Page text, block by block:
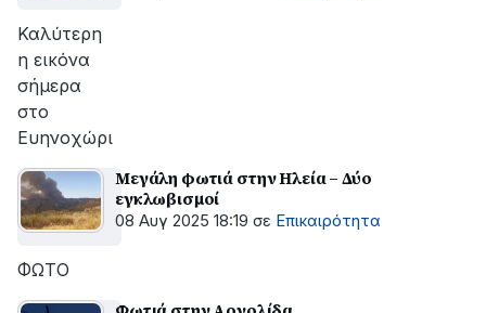
Καλύτερη
η εικόνα
σήμερα
στο
Ευηνοχώρι
Μεγάλη φωτιά στην Ηλεία – Δύο
εγκλωβισμοί
08 Αυγ 2025 18:19 σε Επικαιρότητα
ΦΩΤΟ